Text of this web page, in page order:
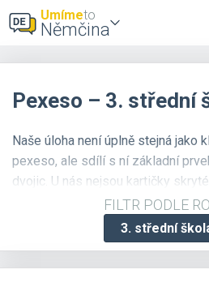
Umímeto
Němčina
Pexeso – 3. střední
Naše úloha není úplně stejná jako
pexeso, ale sdílí s ní základní
dvojic. U nás nejsou kartičky
pouze odhalit, které dvojice patří
Odkrývejte správně a odhalíte
FILTR PODLE